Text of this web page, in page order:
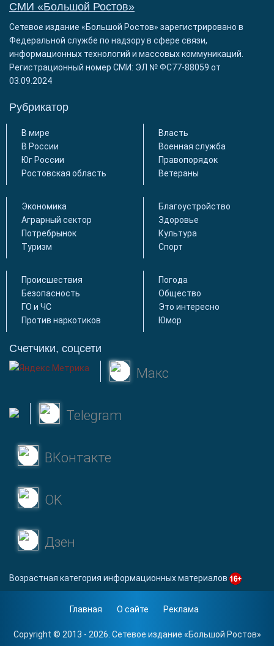
СМИ «Большой Ростов»
Сетевое издание «Большой Ростов» зарегистрировано в
Федеральной службе по надзору в сфере связи,
информационных технологий и массовых коммуникаций.
Регистрационный номер СМИ: ЭЛ № ФС77-88059 от
03.09.2024
Рубрикатор
В мире
В России
Юг России
Ростовская область
Власть
Военная служба
Правопорядок
Ветераны
Экономика
Аграрный сектор
Потребрынок
Туризм
Благоустройство
Здоровье
Культура
Спорт
Происшествия
Безопасность
ГО и ЧС
Против наркотиков
Погода
Общество
Это интересно
Юмор
Счетчики, соцсети
Макс
Telegram
ВКонтакте
OK
Дзен
Возрастная категория информационных материалов
Главная О сайте Реклама
Copyright © 2013 - 2026. Сетевое издание «Большой Ростов»